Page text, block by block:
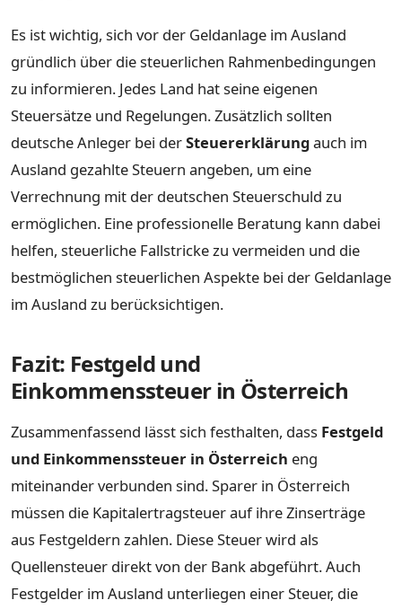
Es ist wichtig, sich vor der Geldanlage im Ausland
gründlich über die steuerlichen Rahmenbedingungen
zu informieren. Jedes Land hat seine eigenen
Steuersätze und Regelungen. Zusätzlich sollten
deutsche Anleger bei derSteuererklärungauch im
Ausland gezahlte Steuern angeben, um eine
Verrechnung mit der deutschen Steuerschuld zu
ermöglichen. Eine professionelle Beratung kann dabei
helfen, steuerliche Fallstricke zu vermeiden und die
bestmöglichen steuerlichen Aspekte bei der Geldanlage
im Ausland zu berücksichtigen.
Fazit: Festgeld und
Einkommenssteuer in Österreich
Zusammenfassend lässt sich festhalten, dass Festgeld
und Einkommenssteuer in Österreich eng
miteinander verbunden sind. Sparer in Österreich
müssen die Kapitalertragsteuer auf ihre Zinserträge
aus Festgeldern zahlen. Diese Steuer wird als
Quellensteuer direkt von der Bank abgeführt. Auch
Festgelder im Ausland unterliegen einer Steuer, die